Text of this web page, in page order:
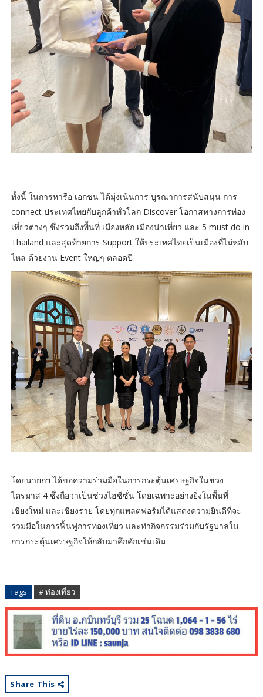
ทั้งนี้ ในการหารือ เอกชน ได้มุ่งเน้นการ บูรณาการสนับสนุน การ
connect ประเทศไทยกับลูกค้าทั่วโลก Discover โอกาสทางการท่อง
เที่ยวต่างๆ ซึ่งรวมถึงพื้นที่ เมืองหลัก เมืองน่าเที่ยว และ 5 must do in
Thailand และสุดท้ายการ Support ให้ประเทศไทยเป็นเมืองที่ไม่หลับ
ไหล ด้วยงาน Event ใหญ่ๆ ตลอดปี
โดยนายกฯ ได้ขอความร่วมมือในการกระตุ้นเศรษฐกิจในช่วง
ไตรมาส 4 ซึ่งถือว่าเป็นช่วงไฮซีซั่น โดยเฉพาะอย่างยิ่งในพื้นที่
เชียงใหม่ และเชียงราย โดยทุกแพลตฟอร์มได้แสดงความยินดีที่จะ
ร่วมมือในการฟื้นฟูการท่องเที่ยว และทำกิจกรรมร่วมกับรัฐบาลใน
การกระตุ้นเศรษฐกิจให้กลับมาคึกคักเช่นเดิม
Tags # ท่องเที่ยว
Share This